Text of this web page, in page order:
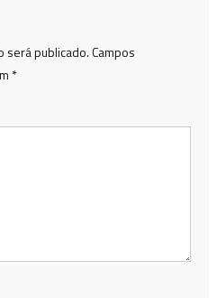
será publicado.Campos
*